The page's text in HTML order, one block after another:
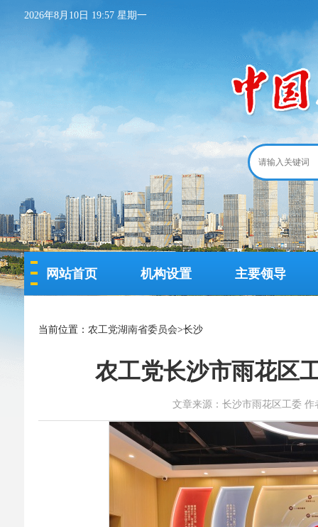
2026年8月10日 19:57 星期一
网站首页 机构设置 主要领导
当前位置： 农工党湖南省委员会>长沙
农工党长沙市雨花区
文章来源：长沙市雨花区工委 作